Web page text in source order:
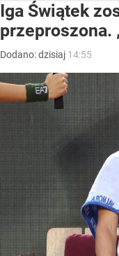
Iga Świątek
przeproszona.
Dodano:dzisiaj 14:55